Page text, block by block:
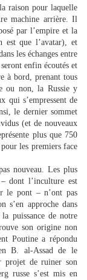
raison pour laquelle
machine arrière. Il
par l’empire et la
est que l’avatar), et
les échanges entre
enfin écoutés et
à bord, prenant tous
ou non, la Russie y
qui s’empressent de
le dernier sommet
(et de nouveaux
plus que 750
les premiers face
nouveau. Les plus
dont l’inculture est
le pont – n’ont pas
s’en approche dans
puissance de notre
son origine non
Poutine a répondu
B. al-Assad de le
projet de ruiner son
russe s’est mis en